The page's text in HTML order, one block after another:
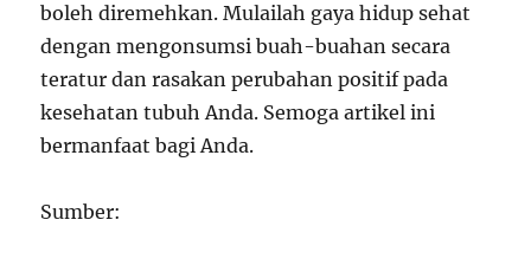
boleh diremehkan. Mulailah gaya hidup sehat
dengan mengonsumsi buah-buahan secara
teratur dan rasakan perubahan positif pada
kesehatan tubuh Anda. Semoga artikel ini
bermanfaat bagi Anda.
Sumber: